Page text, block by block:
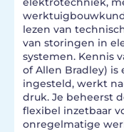
lezen van
van storingen in
systemen. Kennis
of Allen Bradley) is
ingesteld, werkt
druk. Je beheerst
flexibel inzetbaar
onregelmatige